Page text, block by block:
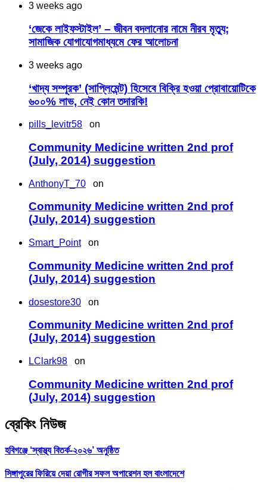
3 weeks ago
‘জেকে লাইফস্টাইল’ – জীবন বদলানোর নামে নীরব মৃত্যু;
সামাজিক যোগাযোগমাধ্যমে ফের আলোচনা
3 weeks ago
‘খাদ্য সম্পূরক’ (সাপ্লিমেন্ট) হিসেবে বিক্রি হওয়া প্রোবায়োটিকে
৬০০% লাভ, নেই কোন তদারকি!
pills_levitr58 on
Community Medicine written 2nd prof
(July, 2014) suggestion
AnthonyT_70 on
Community Medicine written 2nd prof
(July, 2014) suggestion
Smart_Pointon
Community Medicine written 2nd prof
(July, 2014) suggestion
dosestore30 on
Community Medicine written 2nd prof
(July, 2014) suggestion
LClark98 on
Community Medicine written 2nd prof
(July, 2014) suggestion
ব্রেকিং নিউজ
হবিগঞ্জে ‘স্বাস্থ্য বিতর্ক-২০২৬’ অনুষ্ঠিত
সিঙ্গাপুরের ফিরিয়ে দেয়া রোগীর সফল অপারেশন হল বাংলাদেশে